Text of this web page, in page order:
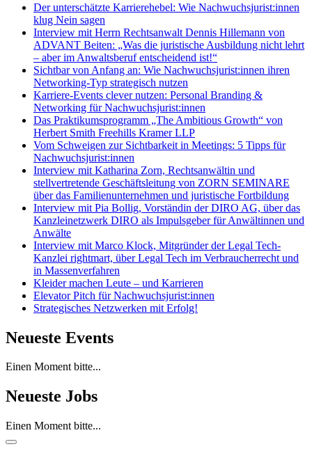
Der unterschätzte Karrierehebel: Wie Nachwuchsjurist:innen
klug Nein sagen
Interview mit Herrn Rechtsanwalt Dennis Hillemann von
ADVANT Beiten: „Was die juristische Ausbildung nicht lehrt
– aber im Anwaltsberuf entscheidend ist!“
Sichtbar von Anfang an: Wie Nachwuchsjurist:innen ihren
Networking-Typ strategisch nutzen
Karriere-Events clever nutzen: Personal Branding &
Networking für Nachwuchsjurist:innen
Das Praktikumsprogramm „The Ambitious Growth“ von
Herbert Smith Freehills Kramer LLP
Vom Schweigen zur Sichtbarkeit in Meetings: 5 Tipps für
Nachwuchsjurist:innen
Interview mit Katharina Zorn, Rechtsanwältin und
stellvertretende Geschäftsleitung von ZORN SEMINARE
über das Familienunternehmen und juristische Fortbildung
Interview mit Pia Bollig, Vorständin der DIRO AG, über das
Kanzleinetzwerk DIRO als Impulsgeber für Anwältinnen und
Anwälte
Interview mit Marco Klock, Mitgründer der Legal Tech-
Kanzlei rightmart, über Legal Tech im Verbraucherrecht und
in Massenverfahren
Kleider machen Leute – und Karrieren
Elevator Pitch für Nachwuchsjurist:innen
Strategisches Netzwerken mit Erfolg!
Neueste Events
Einen Moment bitte...
Neueste Jobs
Einen Moment bitte...